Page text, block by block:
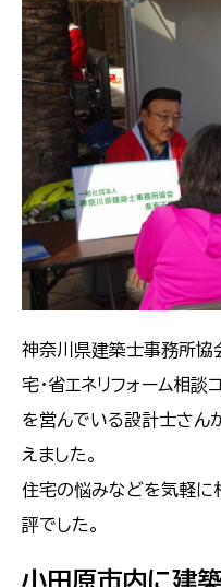
神奈川県建築士事務所協
宅・省エネリフォーム相談
を営んでいる設計士さん
えました。
住宅の悩みなどを気軽に
評でした。
小田原市内に建